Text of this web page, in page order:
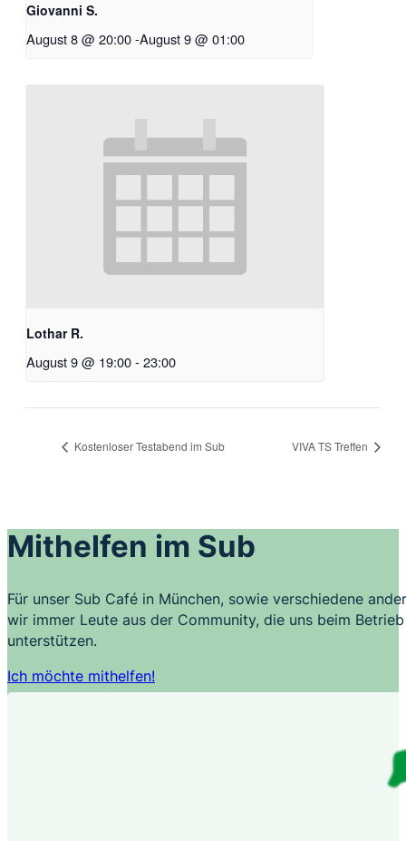
Giovanni S.
August 8 @ 20:00-August 9 @ 01:00
Lothar R.
August 9 @ 19:00-23:00
Kostenloser Testabend im Sub VIVA TS Treffen
Mithelfen im Sub
Für unser Sub Café in München, sowie verschiedene
wir immer Leute aus der Community, die uns beim
unterstützen.
Ich möchte mithelfen!